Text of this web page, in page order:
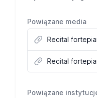
Powiązane media
Recital
Recital
Powiązane